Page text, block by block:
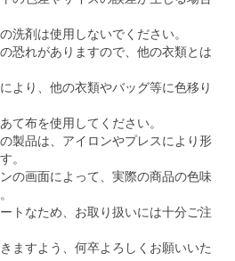
洗剤は使用しないでください。
恐れがありますので、他の衣類とは
より、他の衣類やバッグ等に色移り
て布を使用してください。
製品は、アイロンやプレスにより形
。
の画面によって、実際の商品の色味
トなため、お取り扱いには十分ご注
ますよう、何卒よろしくお願いいた